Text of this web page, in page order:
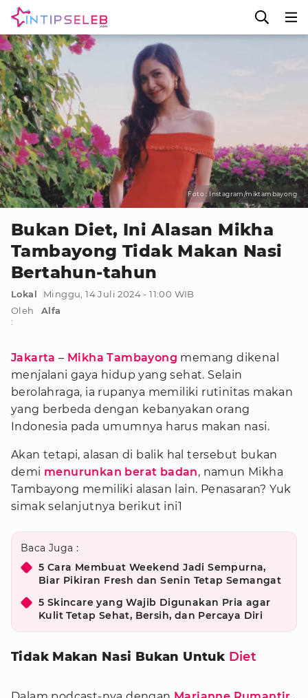
Foto : Instagram/miktambayong
Bukan Diet, Ini Alasan Mikha
Tambayong Tidak Makan Nasi
Bertahun-tahun
Lokal
Minggu, 14 Juli 2024 - 11:00 WIB
Oleh
:
Alfa
Jakarta – Mikha Tambayong memang dikenal
menjalani gaya hidup yang sehat. Selain
berolahraga, ia rupanya memiliki rutinitas makan
yang berbeda dengan kebanyakan orang
Indonesia pada umumnya harus makan nasi.
Akan tetapi, alasan di balik hal tersebut bukan
demi menurunkan berat badan, namun Mikha
Tambayong memiliki alasan lain. Penasaran? Yuk
simak selanjutnya berikut ini1
Baca Juga :
5 Cara Membuat Weekend Jadi Sempurna,
Biar Pikiran Fresh dan Senin Tetap Semangat
5 Skincare yang Wajib Digunakan Pria agar
Kulit Tetap Sehat, Bersih, dan Percaya Diri
Tidak Makan Nasi Bukan Untuk Diet